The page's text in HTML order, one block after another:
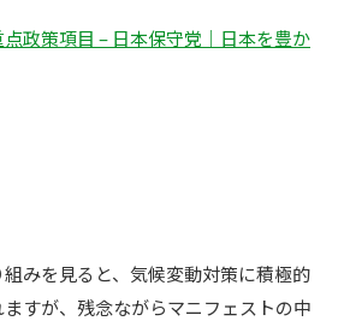
政策項目 – 日本保守党｜日本を豊か
みを見ると、気候変動対策に積極的
すが、残念ながらマニフェストの中